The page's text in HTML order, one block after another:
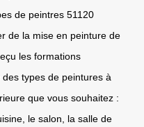
de peintres 51120
de la mise en peinture de
les formations
types de peintures à
que vous souhaitez :
le salon, la salle de